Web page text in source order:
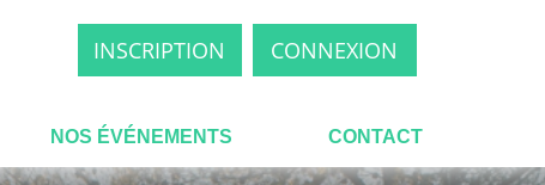
INSCRIPTION CONNEXION
NOS ÉVÉNEMENTS CONTACT